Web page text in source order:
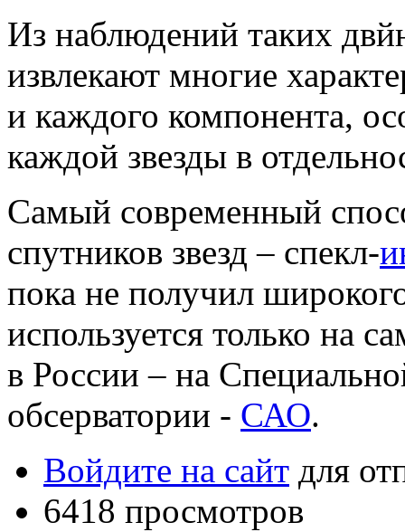
Из наблюдений таких
извлекают многие
и каждого компонента,
каждой звезды в
Самый современный
спутников звезд – спекл-
пока не получил
используется только на
в России – на
обсерватории - САО.
Войдите на сайт для
6418 просмотров